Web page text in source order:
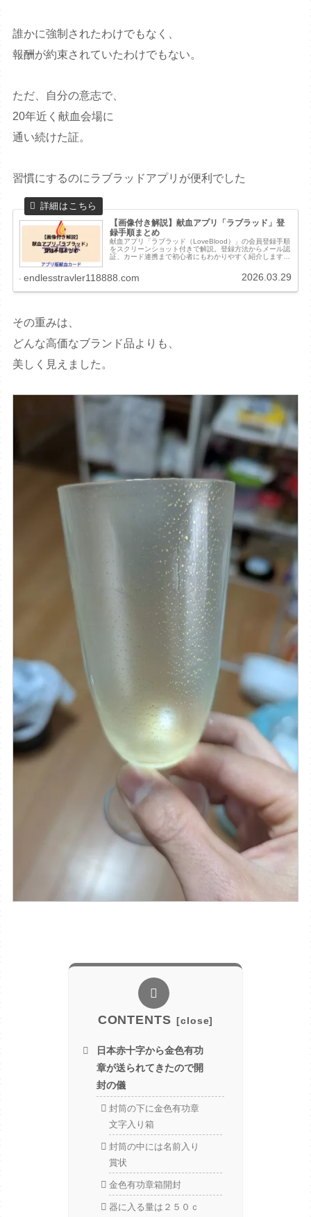
誰かに強制されたわけでもなく、
報酬が約束されていたわけでもない。
ただ、自分の意志で、
20年近く献血会場に
通い続けた証。
習慣にするのにラブラッドアプリが便利でした
【画像付き解説】献血アプリ「ラブラッド」登
録手順まとめ
献血アプリ「ラブラッド（LoveBlood）」の会員登録手順
をスクリーンショット付きで解説。登録方法からメール認
証、カード連携まで初心者にもわかりやすく紹介します。
endlesstravler118888.com 2026.03.29
その重みは、
どんな高価なブランド品よりも、
美しく見えました。
CONTENTS
日本赤十字から金色有功
章が送られてきたので開
封の儀
封筒の下に金色有功章
文字入り箱
封筒の中には名前入り
賞状
金色有功章箱開封
器に入る量は２５０ｃ